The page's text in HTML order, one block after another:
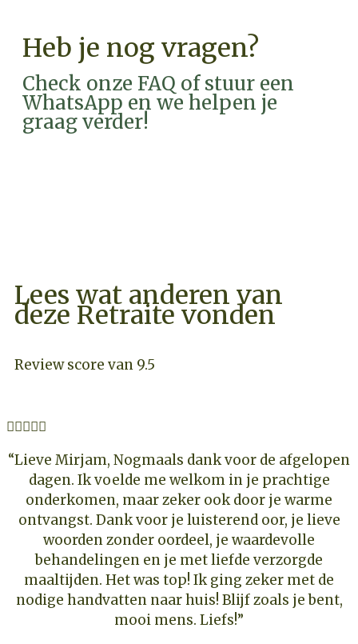
Heb je nog vragen?
Check onze FAQ of stuur een
WhatsApp en we helpen je
graag verder!
Lees wat anderen van
deze Retraite vonden
Review score van 9.5

“Lieve Mirjam, Nogmaals dank voor de afgelopen
dagen. Ik voelde me welkom in je prachtige
onderkomen, maar zeker ook door je warme
ontvangst. Dank voor je luisterend oor, je lieve
woorden zonder oordeel, je waardevolle
behandelingen en je met liefde verzorgde
maaltijden. Het was top! Ik ging zeker met de
nodige handvatten naar huis! Blijf zoals je bent,
mooi mens. Liefs!”